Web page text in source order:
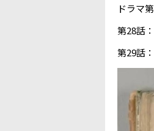
ドラマ第
第28話：
第29話：